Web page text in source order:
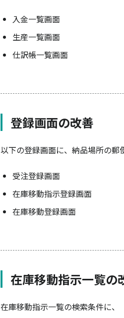
入金一覧画面
生産一覧画面
仕訳帳一覧画面
登録画面の改善
以下の登録画面に、納品場所の郵
受注登録画面
在庫移動指示登録画面
在庫移動登録画面
在庫移動指示一覧の
在庫移動指示一覧の検索条件に、